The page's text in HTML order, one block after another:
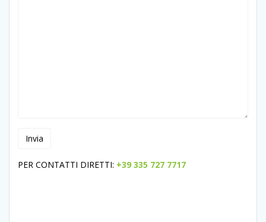
PER CONTATTI DIRETTI: +39 335 727 7717